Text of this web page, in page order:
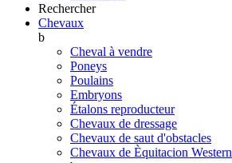
Rechercher
Chevaux
b
Cheval à vendre
Poneys
Poulains
Embryons
Étalons reproducteur
Chevaux de dressage
Chevaux de saut d'obstacles
Chevaux de Èquitacion Western